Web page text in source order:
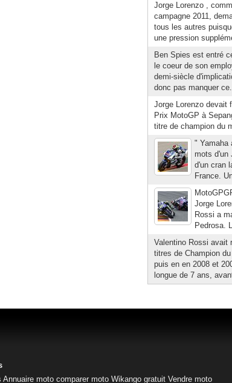
Jorge Lorenzo ,
campagne 2011,
tous les autres
une pression
Ben Spies est entré
le coeur de son
demi-siècle
donc pas manquer
Jorge Lorenzo devait
Prix MotoGP à
titre de champion du
" Yamaha
mots d'un
d'un cran
France.
Jorge
Rossi a
Pedrosa.
Valentino Rossi avait
titres de Champion
puis en en 2008 et
longue de 7 ans,
Annuaire moto comparer moto Wikango gratuit Vendre moto